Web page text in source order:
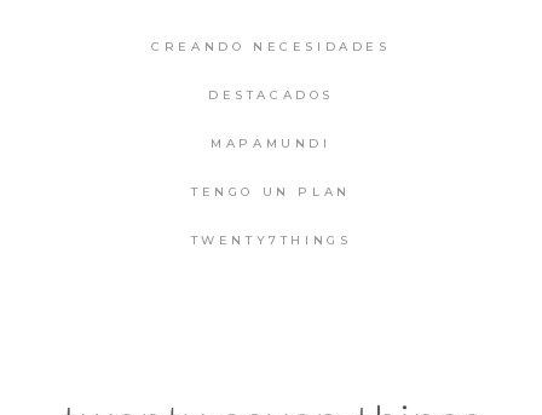
CREANDO NECESIDADES
DESTACADOS
MAPAMUNDI
TENGO UN PLAN
TWENTY7THINGS